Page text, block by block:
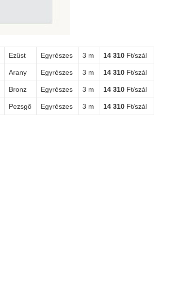
Ezüst Egyrészes 3 m 14 310Ft/szál
Arany Egyrészes 3 m 14 310Ft/szál
Bronz Egyrészes 3 m 14 310Ft/szál
Pezsgő Egyrészes 3 m 14 310Ft/szál